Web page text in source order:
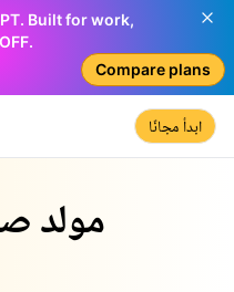
Built for work,
Compare plans
ابدأ مجانًا
مولد